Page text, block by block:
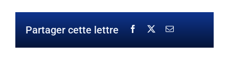
Partager cette lettre